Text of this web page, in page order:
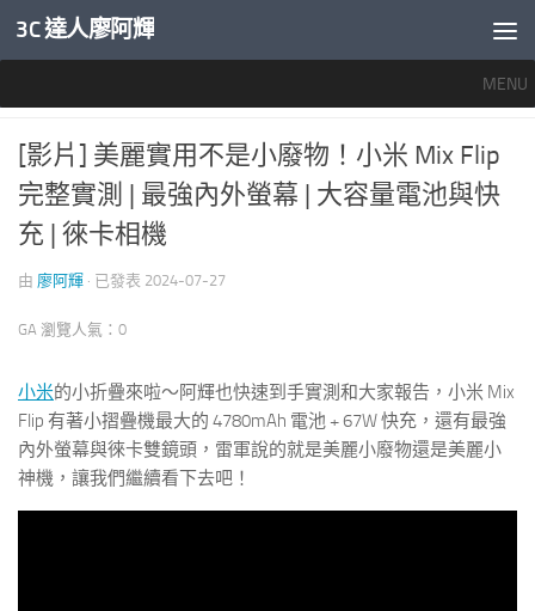
內文下方
3C 達人廖阿輝
MENU
0
[影片] 美麗實用不是小廢物！小米 Mix Flip
完整實測 | 最強內外螢幕 | 大容量電池與快
充 | 徠卡相機
由 廖阿輝 · 已發表 2024-07-27
GA 瀏覽人氣：0
小米的小折疊來啦～阿輝也快速到手實測和大家報告，小米 Mix
Flip 有著小摺疊機最大的 4780mAh 電池 + 67W 快充，還有最強
內外螢幕與徠卡雙鏡頭，雷軍說的就是美麗小廢物還是美麗小
神機，讓我們繼續看下去吧！